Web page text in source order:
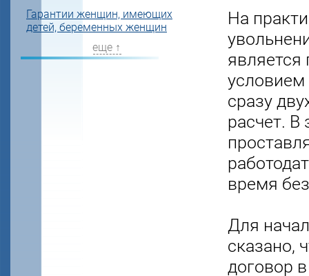
Гарантии женщин, имеющих
детей, беременных женщин
еще ↑
На
является
условием
сразу
расчет. В
время
Для
сказано,
договор